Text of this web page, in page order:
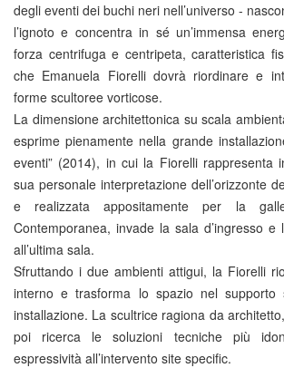
degli eventi dei buchi neri nell’universo -
l’ignoto e concentra in sé un’immensa
forza centrifuga e centripeta, caratteristica
che Emanuela Fiorelli dovrà riordinare e
forme scultoree vorticose.
La dimensione architettonica su scala
esprime pienamente nella grande
eventi” (2014), in cui la Fiorelli rappresenta
sua personale interpretazione dell’orizzonte
e realizzata appositamente per la
Contemporanea, invade la sala d’ingresso
all’ultima sala.
Sfruttando i due ambienti attigui, la Fiorelli
interno e trasforma lo spazio nel
installazione. La scultrice ragiona da
poi ricerca le soluzioni tecniche più
espressività all’intervento site specific.